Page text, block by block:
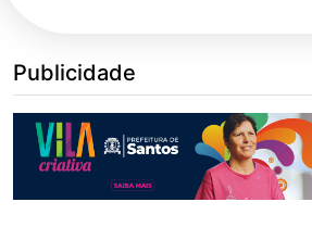
Publicidade